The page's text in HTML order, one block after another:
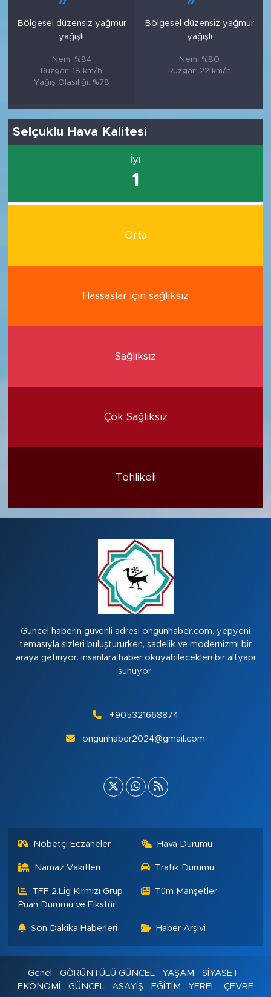
Bölgesel düzensiz yağmur
yağışlı
Nem: %84
Rüzgar: 18 km/h
Yağış Olasılığı: %78
Bölgesel düzensiz yağmur
yağışlı
Nem: %80
Rüzgar: 22 km/h
Selçuklu Hava Kalitesi
İyi
1
Orta
Hassaslar için sağlıksız
Sağlıksız
Çok Sağlıksız
Tehlikeli
Güncel haberin güvenli adresi ongunhaber.com, yepyeni
temasıyla sizleri buluştururken, sadelik ve modernizmi bir
araya getiriyor. insanlara haber okuyabilecekleri bir altyapı
sunuyor.
+905321668874
ongunhaber2024@gmail.com
Nöbetçi Eczaneler Hava Durumu
Namaz Vakitleri Trafik Durumu
TFF 2.Lig Kırmızı Grup
Puan Durumu ve Fikstür
Tüm Manşetler
Son Dakika Haberleri Haber Arşivi
Genel GÖRÜNTÜLÜ GÜNCEL YAŞAM
SİYASET
EKONOMİ
GÜNCEL ASAYİŞ EĞİTİM YEREL ÇEVRE